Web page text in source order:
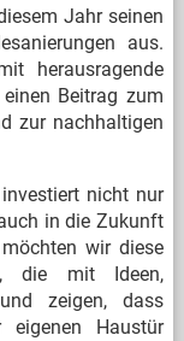
Jahr seinen
aus.
herausragende
Beitrag zum
zur nachhaltigen
investiert nicht nur
in die Zukunft
wir diese
die mit Ideen,
zeigen, dass
Haustür